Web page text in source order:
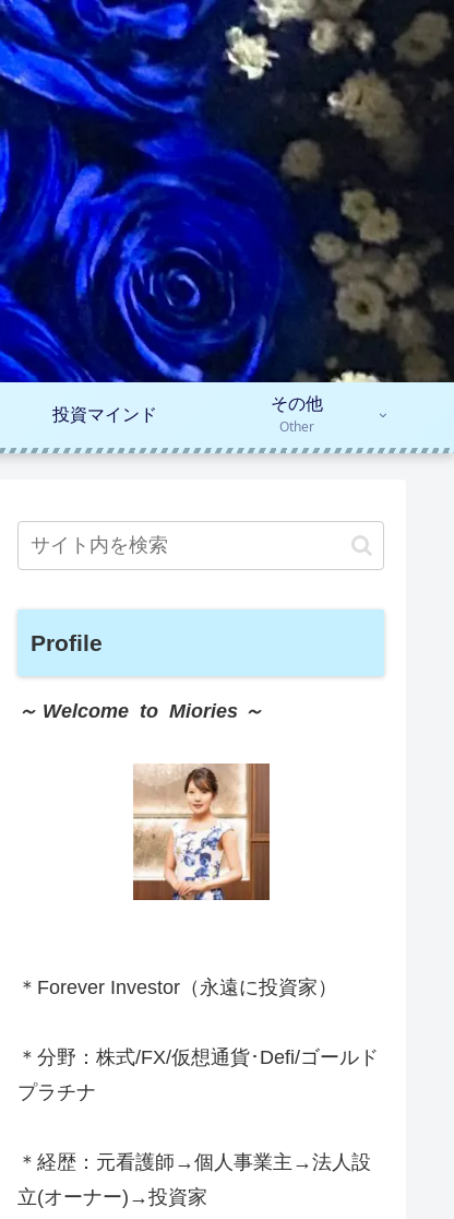
投資マインド
その他
Other
Profile
～ Welcome to Miories ～
＊Forever Investor （永遠に投資家）
＊分野：株式/FX/仮想通貨･Defi/ゴールド
プラチナ
＊経歴：元看護師→個人事業主→法人設
立(オーナー)→投資家